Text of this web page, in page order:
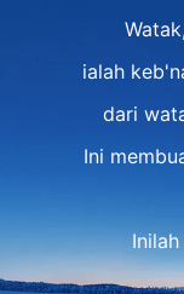
ialah
dari
Ini